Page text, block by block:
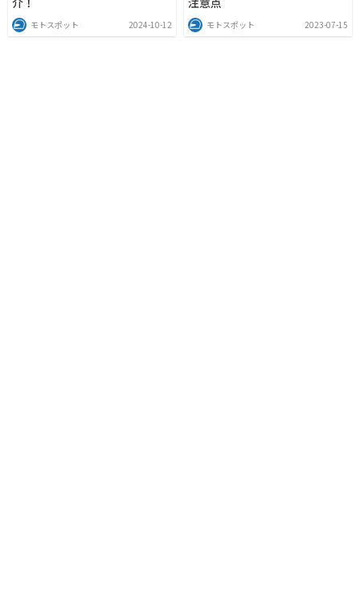
モトスポット 2024-10-12 モトスポット 2023-07-15